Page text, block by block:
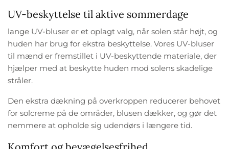
UV-beskyttelse til aktive sommerdage
lange UV-bluser er et oplagt valg, når solen står højt, og
huden har brug for ekstra beskyttelse. Vores UV-bluser
til mænd er fremstillet i UV-beskyttende materiale, der
hjælper med at beskytte huden mod solens skadelige
stråler.
Den ekstra dækning på overkroppen reducerer behovet
for solcreme på de områder, blusen dækker, og gør det
nemmere at opholde sig udendørs i længere tid.